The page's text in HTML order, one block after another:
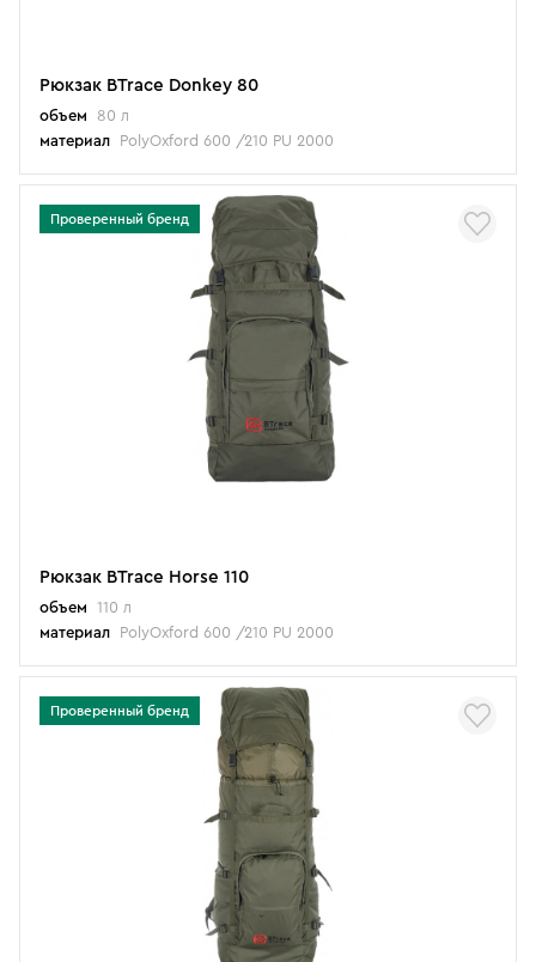
Рюкзак BTrace Donkey 80
объем
80 л
материал
PolyOxford 600 /210 PU 2000
Проверенный бренд
Рюкзак BTrace Horse 110
объем
110 л
материал
PolyOxford 600 /210 PU 2000
Проверенный бренд